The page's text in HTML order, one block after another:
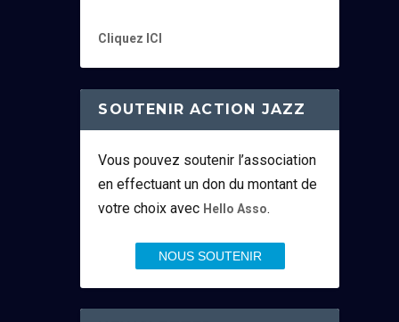
Cliquez ICI
SOUTENIR ACTION JAZZ
Vous pouvez soutenir l’association
en effectuant un don du montant de
votre choix avec Hello Asso.
NOUS SOUTENIR